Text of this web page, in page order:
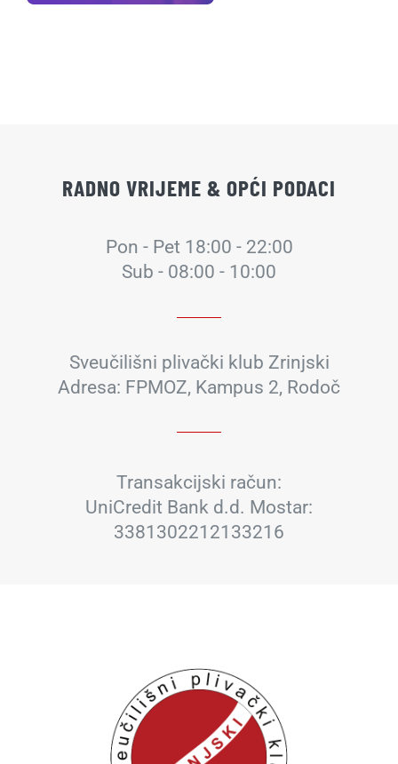
RADNO VRIJEME & OPĆI PODACI
Pon - Pet 18:00 - 22:00
Sub - 08:00 - 10:00
Sveučilišni plivački klub Zrinjski
Adresa: FPMOZ, Kampus 2, Rodoč
Transakcijski račun:
UniCredit Bank d.d. Mostar:
3381302212133216